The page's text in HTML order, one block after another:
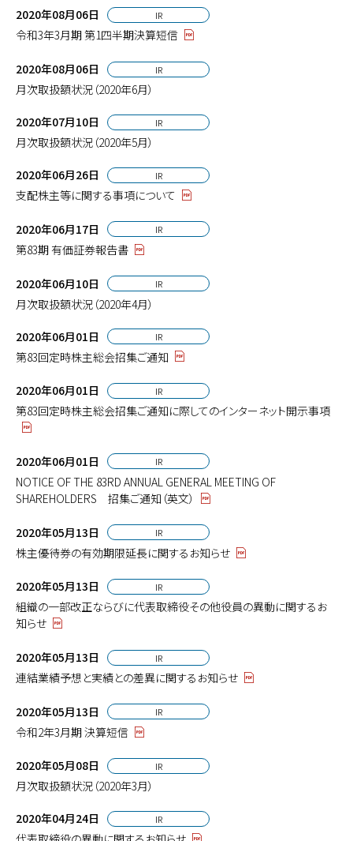
2020年08月06日 IR
令和3年3月期 第1四半期決算短信
2020年08月06日 IR
月次取扱額状況（2020年6月）
2020年07月10日 IR
月次取扱額状況（2020年5月）
2020年06月26日 IR
支配株主等に関する事項について
2020年06月17日 IR
第83期 有価証券報告書
2020年06月10日 IR
月次取扱額状況（2020年4月）
2020年06月01日 IR
第83回定時株主総会招集ご通知
2020年06月01日 IR
第83回定時株主総会招集ご通知に際してのインターネット開示事項
2020年06月01日 IR
NOTICE OF THE 83RD ANNUAL GENERAL MEETING OF
SHAREHOLDERS 招集ご通知（英文）
2020年05月13日 IR
株主優待券の有効期限延長に関するお知らせ
2020年05月13日 IR
組織の一部改正ならびに代表取締役その他役員の異動に関するお
知らせ
2020年05月13日 IR
連結業績予想と実績との差異に関するお知らせ
2020年05月13日 IR
令和2年3月期 決算短信
2020年05月08日 IR
月次取扱額状況（2020年3月）
2020年04月24日 IR